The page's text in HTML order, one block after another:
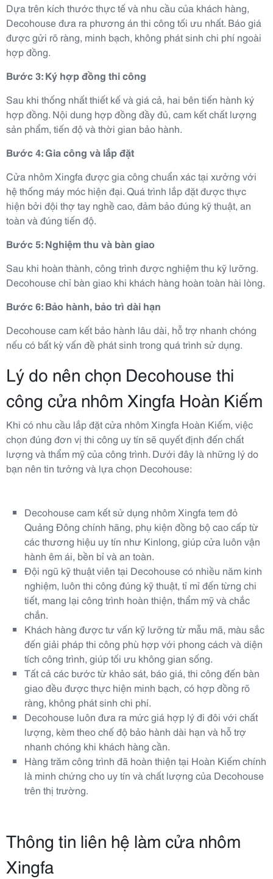
Dựa trên kích thước thực tế và nhu cầu của khách hàng,
Decohouse đưa ra phương án thi công tối ưu nhất. Báo giá
được gửi rõ ràng, minh bạch, không phát sinh chi phí ngoài
hợp đồng.
Bước 3: Ký hợp đồng thi công
Sau khi thống nhất thiết kế và giá cả, hai bên tiến hành ký
hợp đồng. Nội dung hợp đồng đầy đủ, cam kết chất lượng
sản phẩm, tiến độ và thời gian bảo hành.
Bước 4: Gia công và lắp đặt
Cửa nhôm Xingfa được gia công chuẩn xác tại xưởng với
hệ thống máy móc hiện đại. Quá trình lắp đặt được thực
hiện bởi đội thợ tay nghề cao, đảm bảo đúng kỹ thuật, an
toàn và đúng tiến độ.
Bước 5: Nghiệm thu và bàn giao
Sau khi hoàn thành, công trình được nghiệm thu kỹ lưỡng.
Decohouse chỉ bàn giao khi khách hàng hoàn toàn hài lòng.
Bước 6: Bảo hành, bảo trì dài hạn
Decohouse cam kết bảo hành lâu dài, hỗ trợ nhanh chóng
nếu có bất kỳ vấn đề phát sinh trong quá trình sử dụng.
Lý do nên chọn Decohouse thi
công cửa nhôm Xingfa Hoàn Kiếm
Khi có nhu cầu lắp đặt cửa nhôm Xingfa Hoàn Kiếm, việc
chọn đúng đơn vị thi công uy tín sẽ quyết định đến chất
lượng và thẩm mỹ của công trình. Dưới đây là những lý do
bạn nên tin tưởng và lựa chọn Decohouse:
Decohouse cam kết sử dụng nhôm Xingfa tem đỏ
Quảng Đông chính hãng, phụ kiện đồng bộ cao cấp từ
các thương hiệu uy tín như Kinlong, giúp cửa luôn vận
hành êm ái, bền bỉ và an toàn.
Đội ngũ kỹ thuật viên tại Decohouse có nhiều năm kinh
nghiệm, luôn thi công đúng kỹ thuật, tỉ mỉ đến từng chi
tiết, mang lại công trình hoàn thiện, thẩm mỹ và chắc
chắn.
Khách hàng được tư vấn kỹ lưỡng từ mẫu mã, màu sắc
đến giải pháp thi công phù hợp với phong cách và diện
tích công trình, giúp tối ưu không gian sống.
Tất cả các bước từ khảo sát, báo giá, thi công đến bàn
giao đều được thực hiện minh bạch, có hợp đồng rõ
ràng, không phát sinh chi phí.
Decohouse luôn đưa ra mức giá hợp lý đi đôi với chất
lượng, kèm theo chế độ bảo hành dài hạn và hỗ trợ
nhanh chóng khi khách hàng cần.
Hàng trăm công trình đã hoàn thiện tại Hoàn Kiếm chính
là minh chứng cho uy tín và chất lượng của Decohouse
trên thị trường.
Thông tin liên hệ làm cửa nhôm
Xingfa